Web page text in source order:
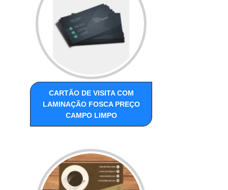
CARTÃO DE VISITA COM
LAMINAÇÃO FOSCA PREÇO
CAMPO LIMPO